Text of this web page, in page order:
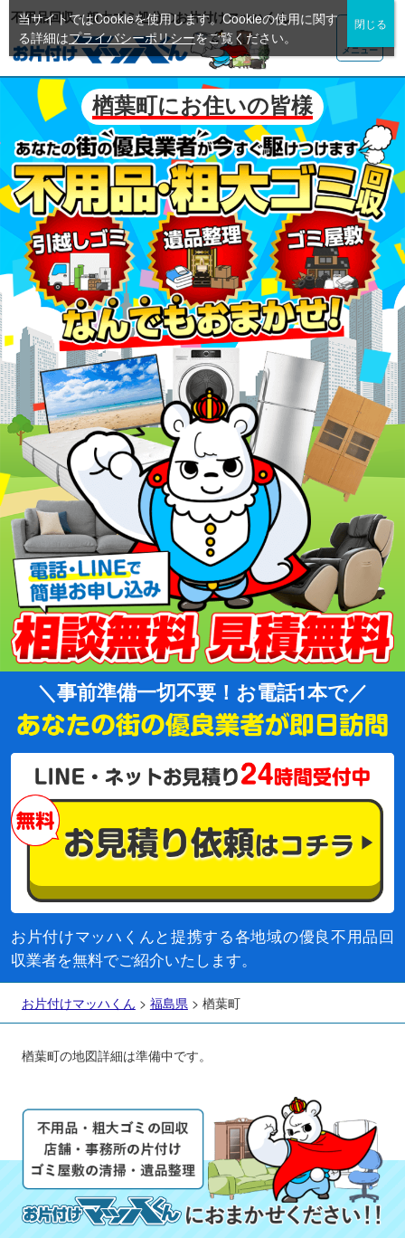
不用品回収・粗大ゴミ処分のお片付けマッハくん
メニュー
楢葉町にお住いの皆様
事前準備一切不要！お電話1本で
お片付けマッハくんと提携する各地域の優良不用品回
収業者を無料でご紹介いたします。
お片付けマッハくん > 福島県 > 楢葉町
楢葉町の地図詳細は準備中です。
当サイトではCookieを使用します。Cookieの使用に関す
る詳細はプライバシーポリシーをご覧ください。